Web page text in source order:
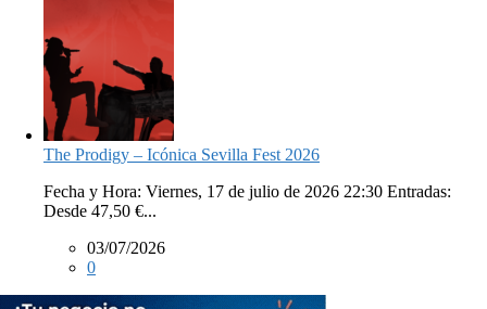
The Prodigy – Icónica Sevilla Fest 2026
Fecha y Hora: Viernes, 17 de julio de 2026 22:30 Entradas:
Desde 47,50 €...
03/07/2026
0